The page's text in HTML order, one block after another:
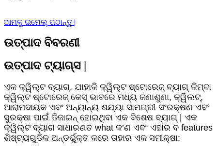
ଆମକୁ ଇମେଲ୍ ପଠାନ୍ତୁ |
ଉତ୍ପାଦ ବିବରଣୀ
ଉତ୍ପାଦ ଟ୍ୟାଗ୍ସ |
ଏକ କ୍ୱିଲ୍ଟ ବ୍ୟାଗ୍, ଯାହାକି କ୍ୱିଲ୍ଟ ଷ୍ଟୋରେଜ୍ ବ୍ୟାଗ୍ କିମ୍ବା
କ୍ୱିଲ୍ଟ ଷ୍ଟୋରେଜ୍ କେସ୍ ଭାବରେ ମଧ୍ୟ ଜଣାଶୁଣା, କ୍ୱିଲଟ୍,
ଆରାମଦାୟକ ଏବଂ ଅନ୍ୟାନ୍ୟ ଶଯ୍ୟା ସାମଗ୍ରୀ ସଂରକ୍ଷଣ ଏବଂ
ସୁରକ୍ଷା ପାଇଁ ଡିଜାଇନ୍ ହୋଇଥିବା ଏକ ବିଶେଷ ବ୍ୟାଗ୍ | ଏକ
କ୍ୱିଲ୍ଟ ବ୍ୟାଗ ସାଧାରଣତ what କ’ଣ ଏବଂ ଏହାର ବ features
ଶିଷ୍ଟ୍ୟଗୁଡିକ ଅନ୍ତର୍ଭୁକ୍ତ କରେ ତାହାର ଏକ ସମୀକ୍ଷା: